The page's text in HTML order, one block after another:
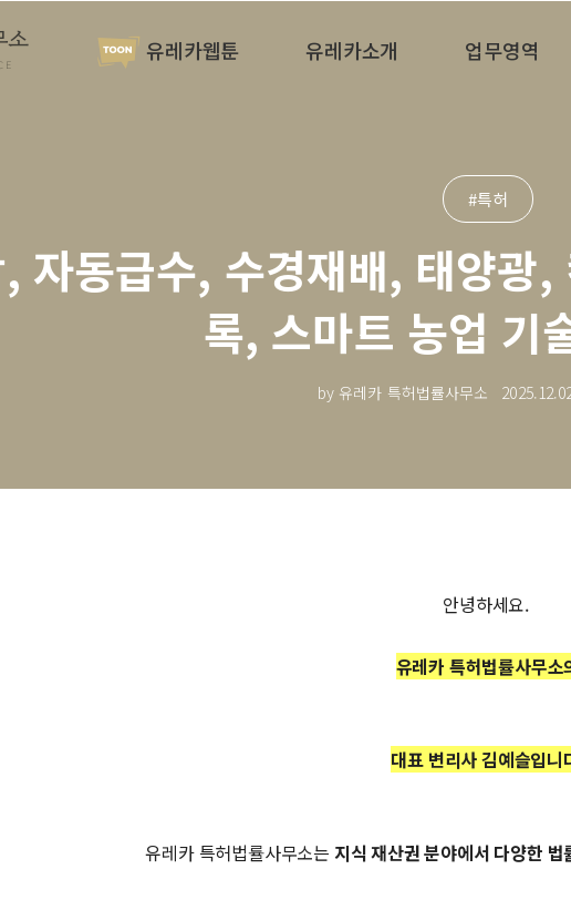
유레카웹툰 유레카소개 업무영역
#특허
자동급수, 수경재배, 태양광
록, 스마트 농업 기
by 유레카 특허법률사무소
안녕하세요.
유레카 특허법률사무소
대표 변리사 김예슬입니
유레카 특허법률사무소는 지식 재산권 분야에서 다양한